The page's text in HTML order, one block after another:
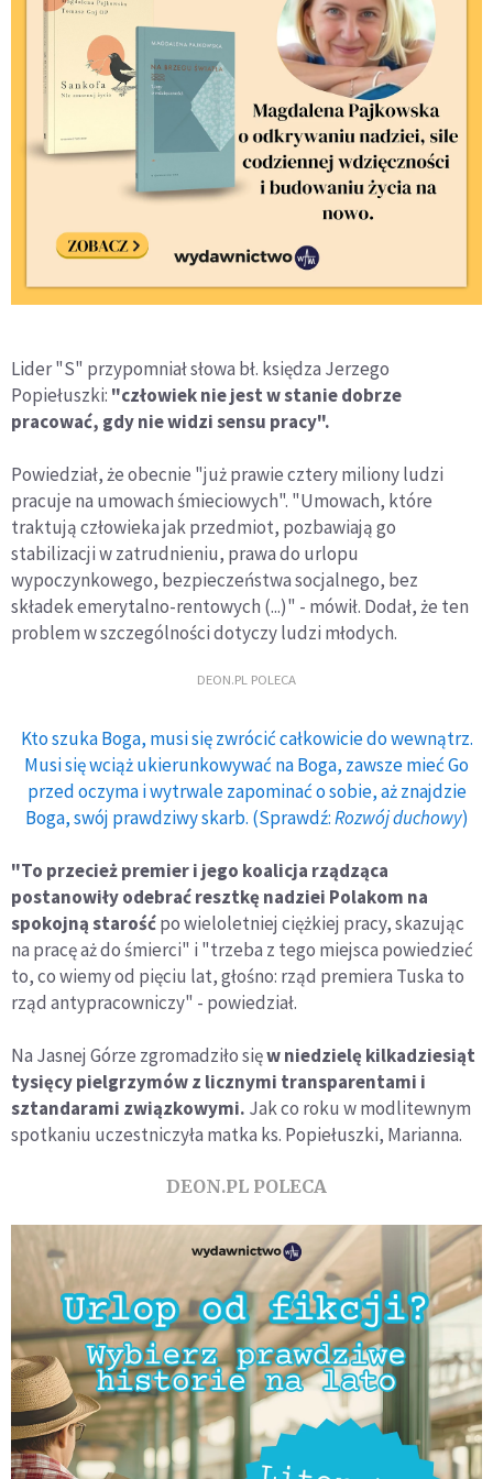
Lider "S" przypomniał słowa bł. księdza Jerzego
Popiełuszki: "człowiek nie jest w stanie dobrze
pracować, gdy nie widzi sensu pracy".
Powiedział, że obecnie "już prawie cztery miliony ludzi
pracuje na umowach śmieciowych". "Umowach, które
traktują człowieka jak przedmiot, pozbawiają go
stabilizacji w zatrudnieniu, prawa do urlopu
wypoczynkowego, bezpieczeństwa socjalnego, bez
składek emerytalno-rentowych (...)" - mówił. Dodał, że ten
problem w szczególności dotyczy ludzi młodych.
DEON.PL POLECA
Kto szuka Boga, musi się zwrócić całkowicie do wewnątrz.
Musi się wciąż ukierunkowywać na Boga, zawsze mieć Go
przed oczyma i wytrwale zapominać o sobie, aż znajdzie
Boga, swój prawdziwy skarb. (Sprawdź:Rozwój duchowy)
"To przecież premier i jego koalicja rządząca
postanowiły odebrać resztkę nadziei Polakom na
spokojną starośćpo wieloletniej ciężkiej pracy, skazując
na pracę aż do śmierci" i "trzeba z tego miejsca powiedzieć
to, co wiemy od pięciu lat, głośno: rząd premiera Tuska to
rząd antypracowniczy" - powiedział.
Na Jasnej Górze zgromadziło sięw niedzielę kilkadziesiąt
tysięcy pielgrzymów z licznymi transparentami i
sztandarami związkowymi. Jak co roku w modlitewnym
spotkaniu uczestniczyła matka ks. Popiełuszki, Marianna.
DEON.PL POLECA